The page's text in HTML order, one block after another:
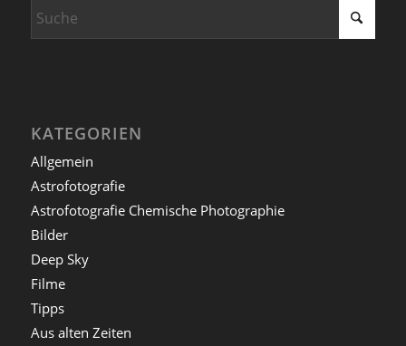
KATEGORIEN
Allgemein
Astrofotografie
Astrofotografie Chemische Photographie
Bilder
Deep Sky
Filme
Tipps
Aus alten Zeiten